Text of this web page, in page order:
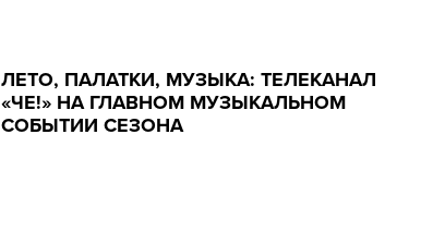
ЛЕТО, ПАЛАТКИ, МУЗЫКА: ТЕЛЕКАНАЛ
«ЧЕ!» НА ГЛАВНОМ МУЗЫКАЛЬНОМ
СОБЫТИИ СЕЗОНА